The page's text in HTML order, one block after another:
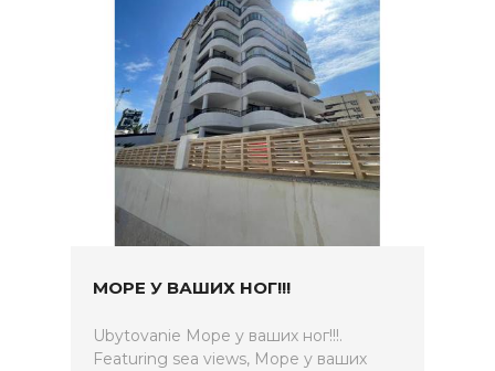
МОРЕ У ВАШИХ НОГ!!!
Ubytovanie Море у ваших ног!!!.
Featuring sea views, Море у ваших